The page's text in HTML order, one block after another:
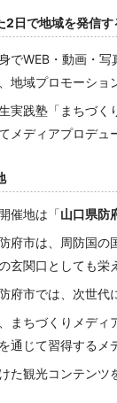
2日で地域を発信
でWEB・動画・
地域プロモーショ
実践塾「まちづく
メディアプロデュ
催地は「山口県防
府市は、周防国の
玄関口としても栄
府市では、次世代
まちづくりメディ
通じて習得するメ
た観光コンテンツ